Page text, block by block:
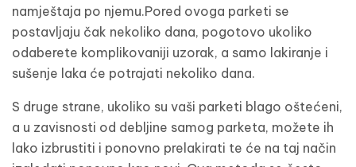
namještaja po njemu.Pored ovoga parketi se
postavljaju čak nekoliko dana, pogotovo ukoliko
odaberete komplikovaniji uzorak, a samo lakiranje i
sušenje laka će potrajati nekoliko dana.
S druge strane, ukoliko su vaši parketi blago oštećeni,
a u zavisnosti od debljine samog parketa, možete ih
lako izbrustiti i ponovno prelakirati te će na taj način